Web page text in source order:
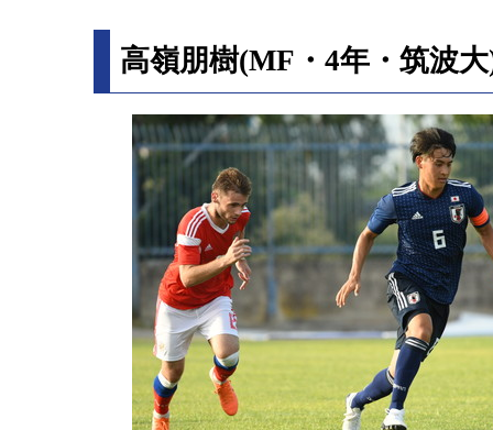
高嶺朋樹(MF・4年・筑波